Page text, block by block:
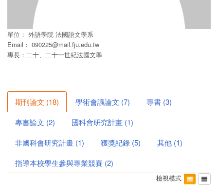
單位： 外語學院 法國語文學系
Email： 090225@mail.fju.edu.tw
專長：二十、二十一世紀法國文學
期刊論文 (18) 學術會議論文 (7) 專書 (3)
專書論文 (2) 國科會研究計畫 (1)
非國科會研究計畫 (1) 獲獎紀錄 (5) 其他 (1)
指導本校學生參與專業競賽 (2)
檢視模式